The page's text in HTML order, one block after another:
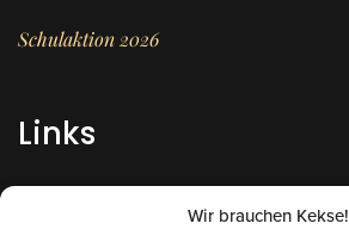
Wir brauchen Kekse!
Schulaktion 2026
Links
Impressum